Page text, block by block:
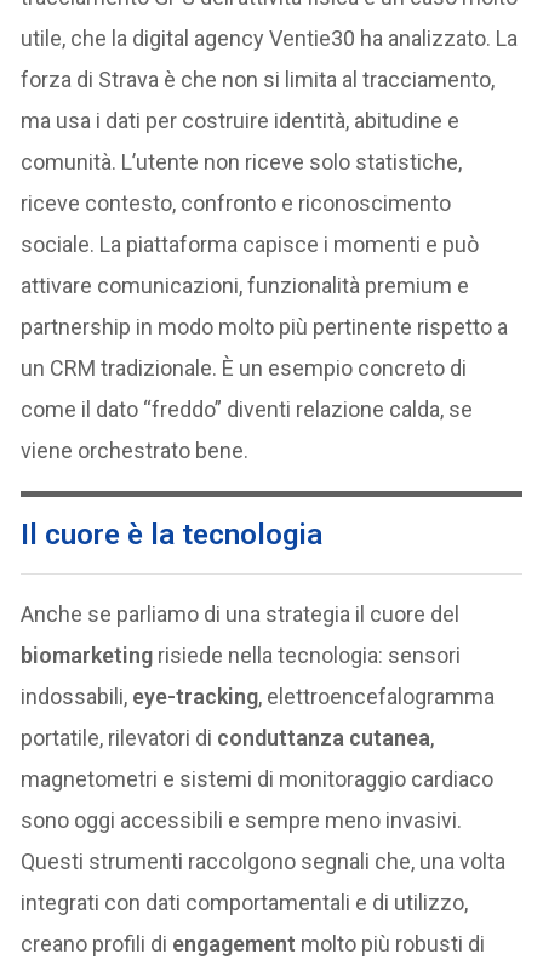
utile, che la digital agency Ventie30 ha analizzato. La
forza di Strava è che non si limita al tracciamento,
ma usa i dati per costruire identità, abitudine e
comunità. L’utente non riceve solo statistiche,
riceve contesto, confronto e riconoscimento
sociale. La piattaforma capisce i momenti e può
attivare comunicazioni, funzionalità premium e
partnership in modo molto più pertinente rispetto a
un CRM tradizionale. È un esempio concreto di
come il dato “freddo” diventi relazione calda, se
viene orchestrato bene.
Il cuore è la tecnologia
Anche se parliamo di una strategia il cuore del
biomarketing risiede nella tecnologia: sensori
indossabili, eye-tracking, elettroencefalogramma
portatile, rilevatori di conduttanza cutanea,
magnetometri e sistemi di monitoraggio cardiaco
sono oggi accessibili e sempre meno invasivi.
Questi strumenti raccolgono segnali che, una volta
integrati con dati comportamentali e di utilizzo,
creano profili di engagement molto più robusti di